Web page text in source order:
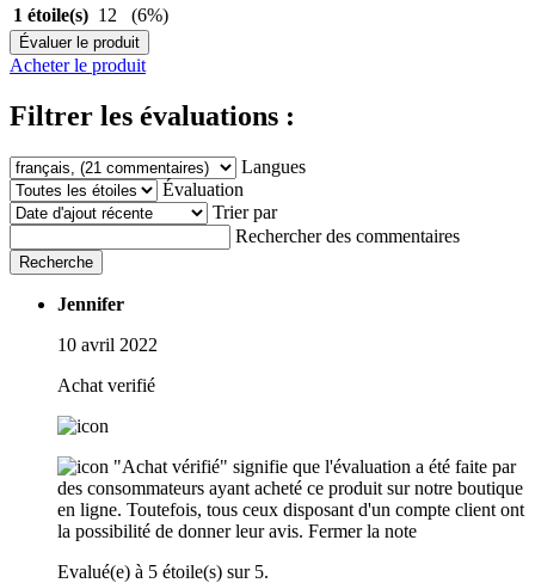
1 étoile(s) 12 (6%)
Évaluer le produit
Acheter le produit
Filtrer les évaluations :
Langues
Évaluation
Trier par
Rechercher des commentaires
Recherche
Jennifer
10 avril 2022
Achat verifié
"Achat vérifié" signifie que l'évaluation a été faite par
des consommateurs ayant acheté ce produit sur notre boutique
en ligne. Toutefois, tous ceux disposant d'un compte client ont
la possibilité de donner leur avis. Fermer la note
Evalué(e) à 5 étoile(s) sur 5.